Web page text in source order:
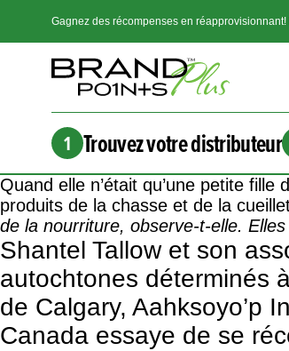
Gagnez des récompenses en
1 Trouvez votre distributeur
Quand elle n’était qu’une petite
produits de la chasse et de la
de la nourriture, observe-t-elle.
Shantel Tallow et son
autochtones déterminés
de Calgary, Aahksoyo’p
Canada essaye de se